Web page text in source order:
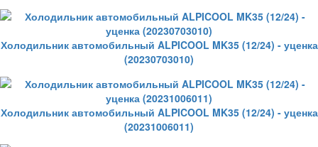
Холодильник автомобильный ALPICOOL MK35 (12/24) - уценка
(20230703010)
Холодильник автомобильный ALPICOOL MK35 (12/24) - уценка
(20231006011)